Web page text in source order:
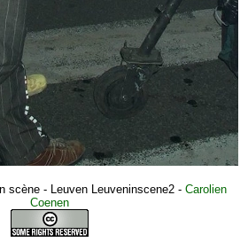
scène - Leuven Leuveninscene2 - Carolien
Coenen